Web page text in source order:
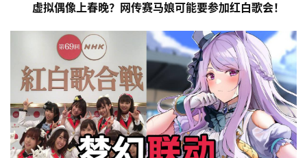
虚拟偶像上春晚？网传赛马娘可能要参加红白歌会！